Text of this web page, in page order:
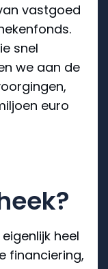
vastgoed
snel
we aan de
euro
heel
financiering,